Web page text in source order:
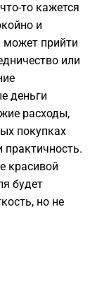
то кажется
и
может прийти
или
деньги
расходы,
покупках
практичность.
красивой
будет
но не